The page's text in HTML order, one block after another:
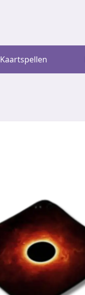
Kaartspellen